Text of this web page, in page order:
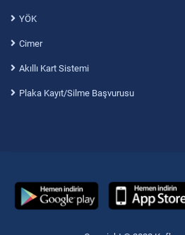
YÖK
Cimer
Akıllı Kart Sistemi
Plaka Kayıt/Silme Başvurusu